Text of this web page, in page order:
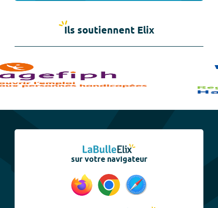
Ils soutiennent Elix
sur votre navigateur